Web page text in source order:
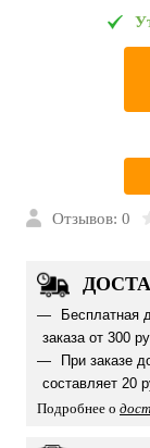
Отзывов: 0
Бесплатная
заказа от 300
При заказе
составляет 20
Подробнее о